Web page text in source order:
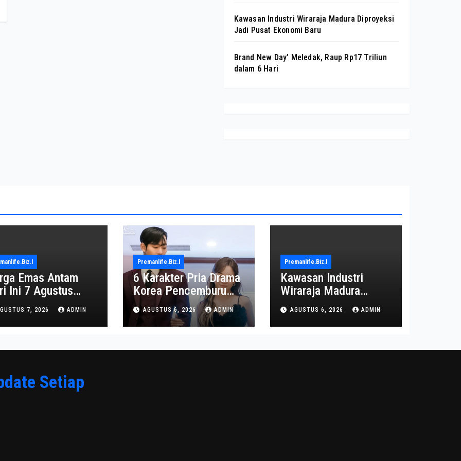
Kawasan Industri Wiraraja Madura Diproyeksi
Jadi Pusat Ekonomi Baru
Brand New Day’ Meledak, Raup Rp17 Triliun
dalam 6 Hari
Emas Antam
Ini 7 Agustus
Turun Jadi
7, 2026 ADMIN
Premanlife.biz.i
6 Karakter Pria Drama
Korea Pencemburu
Berat, Bikin Penonton
Gemas
AGUSTUS 6, 2026 ADMIN
Premanlife.biz.i
Kawasan Industri
Wiraraja Madura
Diproyeksi Jadi Pusat
Ekonomi Baru
AGUSTUS 6, 2026 ADMIN
Setiap